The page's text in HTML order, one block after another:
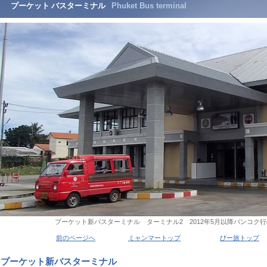
プーケット バスターミナル Phuket Bus terminal
プーケット新バスターミナル ターミナル2 2012年5月以降バンコク
前のページへ ミャンマートップ びー旅トップ
プーケット新バスターミナル